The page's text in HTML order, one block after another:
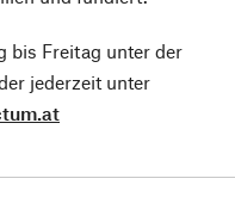
bis Freitag unter der
jederzeit unter